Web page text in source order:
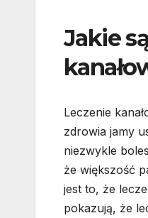
Jakie
Leczenie
zdrowia jamy
niezwykle
że większość
jest to, że
pokazują, że